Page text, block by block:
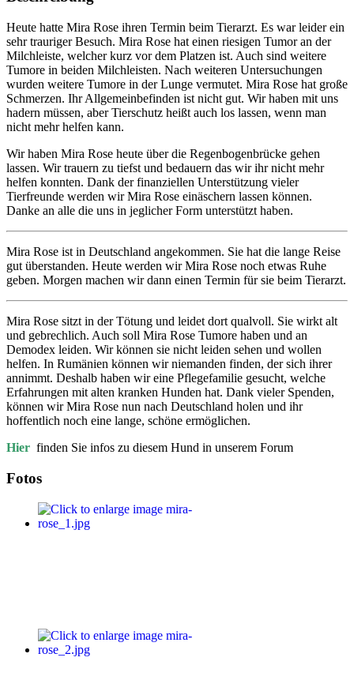
Heute hatte Mira Rose ihren Termin beim Tierarzt. Es war leider ein
sehr trauriger Besuch. Mira Rose hat einen riesigen Tumor an der
Milchleiste, welcher kurz vor dem Platzen ist. Auch sind weitere
Tumore in beiden Milchleisten. Nach weiteren Untersuchungen
wurden weitere Tumore in der Lunge vermutet. Mira Rose hat große
Schmerzen. Ihr Allgemeinbefinden ist nicht gut. Wir haben mit uns
hadern müssen, aber Tierschutz heißt auch los lassen, wenn man
nicht mehr helfen kann.
Wir haben Mira Rose heute über die Regenbogenbrücke gehen
lassen. Wir trauern zu tiefst und bedauern das wir ihr nicht mehr
helfen konnten. Dank der finanziellen Unterstützung vieler
Tierfreunde werden wir Mira Rose einäschern lassen können.
Danke an alle die uns in jeglicher Form unterstützt haben.
Mira Rose ist in Deutschland angekommen. Sie hat die lange Reise
gut überstanden. Heute werden wir Mira Rose noch etwas Ruhe
geben. Morgen machen wir dann einen Termin für sie beim Tierarzt.
Mira Rose sitzt in der Tötung und leidet dort qualvoll. Sie wirkt alt
und gebrechlich. Auch soll Mira Rose Tumore haben und an
Demodex leiden. Wir können sie nicht leiden sehen und wollen
helfen. In Rumänien können wir niemanden finden, der sich ihrer
annimmt. Deshalb haben wir eine Pflegefamilie gesucht, welche
Erfahrungen mit alten kranken Hunden hat. Dank vieler Spenden,
können wir Mira Rose nun nach Deutschland holen und ihr
hoffentlich noch eine lange, schöne ermöglichen.
Hier finden Sie infos zu diesem Hund in unserem Forum
Fotos